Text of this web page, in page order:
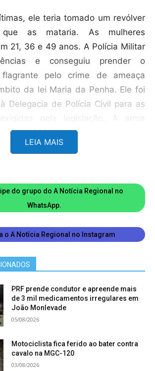
ele teria tomado um revólver
as mataria. As mulheres
21, 36 e 49 anos. A Polícia Militar
e conseguiu prender o
pelo crime de ameaça
da lei Maria da Penha. Ele foi
Delegacia de Polícia Civil para as
exigidas pela legislação. A arma
as três mulheres ainda não
e continua sendo procurada.
LEIA MAIS
do grupo do A Notícia Regional no
WhatsApp.
o A Notícia Regional no Instagram
PRF prende condutor e apreende mais
de 3 mil medicamentos irregulares em
João Monlevade
05/08/2026
Motociclista fica ferido ao bater contra
cavalo na MGC-120
03/08/2026